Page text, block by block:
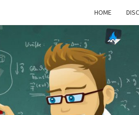
HOME